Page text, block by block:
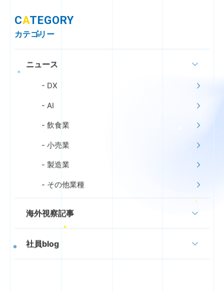
CATEGORY
カテゴリー
ニュース
DX
AI
飲食業
小売業
製造業
その他業種
海外視察記事
社員blog